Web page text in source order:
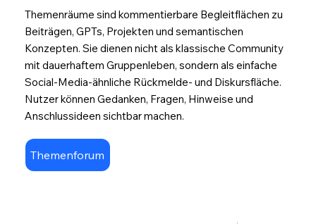
Themenräume sind kommentierbare Begleitflächen zu
Beiträgen, GPTs, Projekten und semantischen
Konzepten. Sie dienen nicht als klassische Community
mit dauerhaftem Gruppenleben, sondern als einfache
Social-Media-ähnliche Rückmelde- und Diskursfläche.
Nutzer können Gedanken, Fragen, Hinweise und
Anschlussideen sichtbar machen.
Themenforum